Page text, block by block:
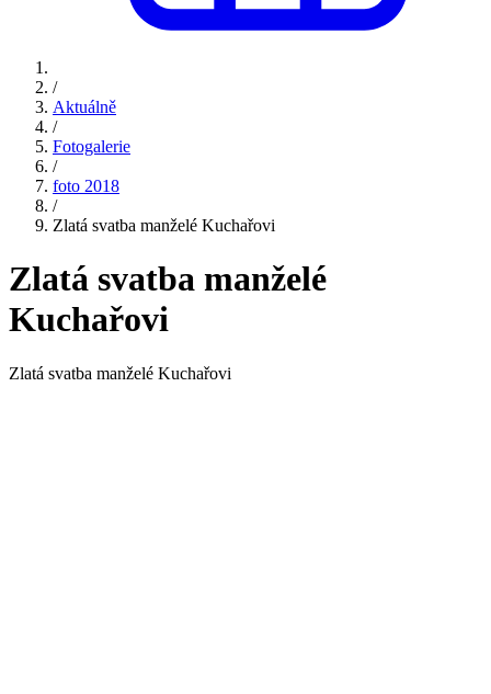
/
Aktuálně
/
Fotogalerie
/
foto 2018
/
Zlatá svatba manželé Kuchařovi
Zlatá svatba manželé
Kuchařovi
Zlatá svatba manželé Kuchařovi